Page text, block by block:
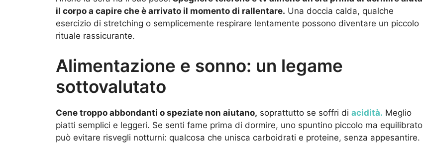
il corpo a capire che è arrivato il momento di rallentare. Una doccia calda, qualche
esercizio di stretching o semplicemente respirare lentamente possono diventare un piccolo
rituale rassicurante.
Alimentazione e sonno: un legame
sottovalutato
Cene troppo abbondanti o speziate non aiutano, soprattutto se soffri di acidità. Meglio
piatti semplici e leggeri. Se senti fame prima di dormire, uno spuntino piccolo ma equilibrato
può evitare risvegli notturni: qualcosa che unisca carboidrati e proteine, senza appesantire.